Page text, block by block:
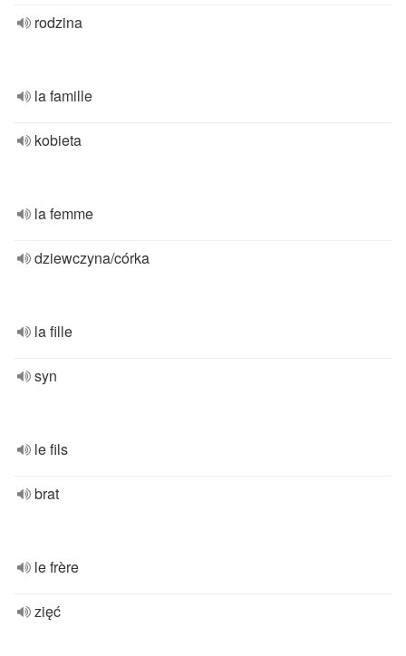
rodzina
la famille
kobieta
la femme
dziewczyna/córka
la fille
syn
le fils
brat
le frère
zięć